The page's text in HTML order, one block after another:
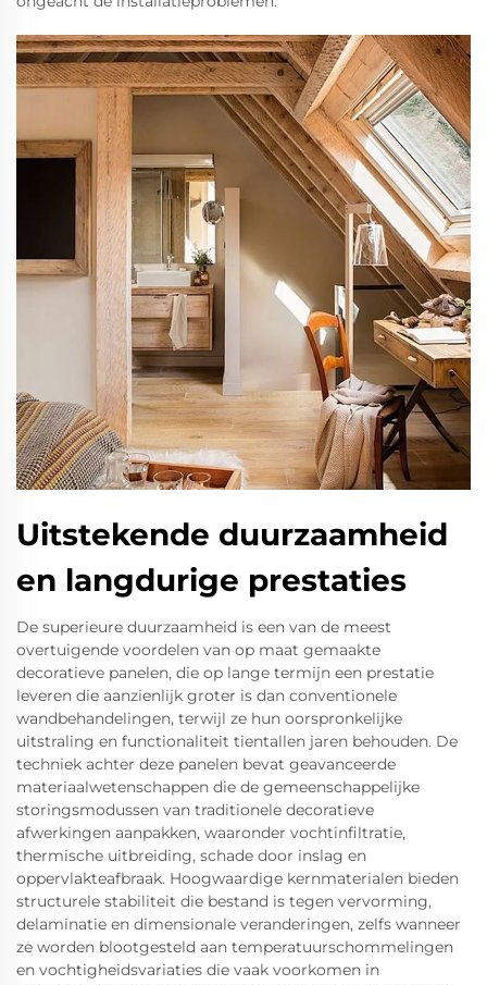
Uitstekende duurzaamheid
en langdurige prestaties
De superieure duurzaamheid is een van de meest
overtuigende voordelen van op maat gemaakte
decoratieve panelen, die op lange termijn een prestatie
leveren die aanzienlijk groter is dan conventionele
wandbehandelingen, terwijl ze hun oorspronkelijke
uitstraling en functionaliteit tientallen jaren behouden. De
techniek achter deze panelen bevat geavanceerde
materiaalwetenschappen die de gemeenschappelijke
storingsmodussen van traditionele decoratieve
afwerkingen aanpakken, waaronder vochtinfiltratie,
thermische uitbreiding, schade door inslag en
oppervlakteafbraak. Hoogwaardige kernmaterialen bieden
structurele stabiliteit die bestand is tegen vervorming,
delaminatie en dimensionale veranderingen, zelfs wanneer
ze worden blootgesteld aan temperatuurschommelingen
en vochtigheidsvariaties die vaak voorkomen in